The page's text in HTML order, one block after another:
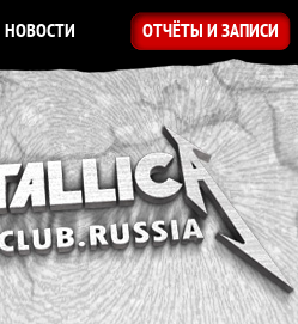
НОВОСТИ ОТЧЁТЫ И ЗАПИСИ